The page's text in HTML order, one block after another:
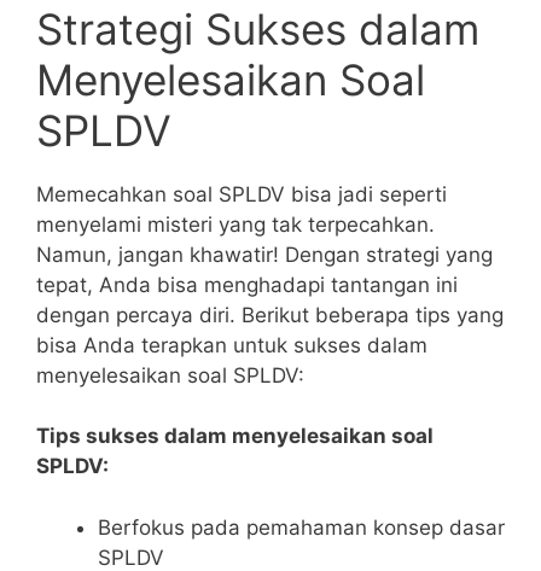
Strategi Sukses dalam
Menyelesaikan‌ Soal
SPLDV
Memecahkan soal⁣ SPLDV bisa ‍jadi⁣ seperti
menyelami ⁤misteri yang tak terpecahkan.
Namun, jangan khawatir! Dengan strategi yang
tepat, ⁣Anda bisa menghadapi tantangan ini
dengan percaya diri. Berikut‍ beberapa tips yang
bisa Anda terapkan untuk sukses dalam
menyelesaikan⁣ soal ⁤SPLDV:
Tips sukses dalam menyelesaikan⁢ soal
SPLDV:
Berfokus pada pemahaman konsep dasar
SPLDV